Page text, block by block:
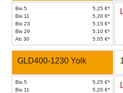
Bis 5
5,25 €*
Bis 11
5,20 €*
Bis 23
5,15 €*
Bis 29
5,10 €*
Ab 30
5,05 €*
GLD400-1230 Yolk
Bis 5
5,25 €*
Bis 11
5,20 €*